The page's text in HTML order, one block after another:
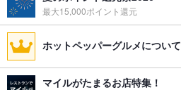
最大15,000ポイント還元
ホットペッパーグルメについて
マイルがたまるお店特集！